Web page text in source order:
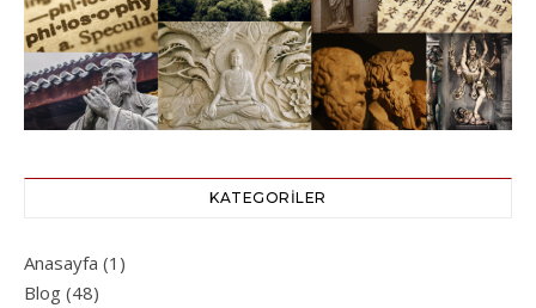
KATEGORILER
Anasayfa (1)
Blog (48)